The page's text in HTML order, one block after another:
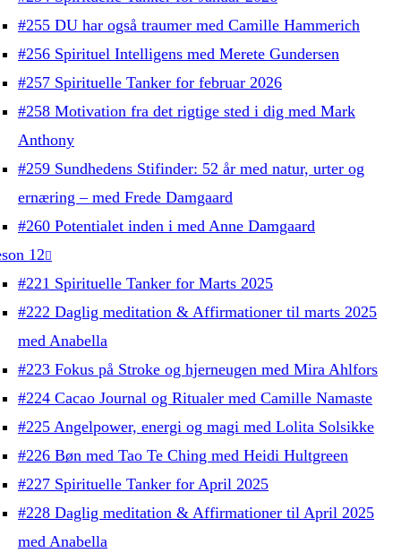
#255 DU har også traumer med Camille Hammerich
#256 Spirituel Intelligens med Merete Gundersen
#257 Spirituelle Tanker for februar 2026
#258 Motivation fra det rigtige sted i dig med Mark
Anthony
#259 Sundhedens Stifinder: 52 år med natur, urter og
ernæring – med Frede Damgaard
#260 Potentialet inden i med Anne Damgaard
12
#221 Spirituelle Tanker for Marts 2025
#222 Daglig meditation & Affirmationer til marts 2025
med Anabella
#223 Fokus på Stroke og hjerneugen med Mira Ahlfors
#224 Cacao Journal og Ritualer med Camille Namaste
#225 Angelpower, energi og magi med Lolita Solsikke
#226 Bøn med Tao Te Ching med Heidi Hultgreen
#227 Spirituelle Tanker for April 2025
#228 Daglig meditation & Affirmationer til April 2025
med Anabella